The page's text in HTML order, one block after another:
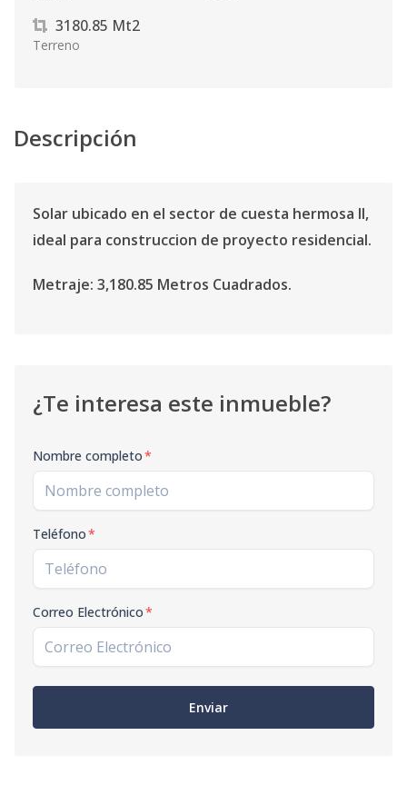
3180.85 Mt2
Terreno
Descripción
Solar ubicado en el sector de cuesta hermosa II,
ideal para construccion de proyecto residencial.
Metraje: 3,180.85 Metros Cuadrados.
¿Te interesa este inmueble?
Nombre completo*
Teléfono*
Correo Electrónico*
Enviar